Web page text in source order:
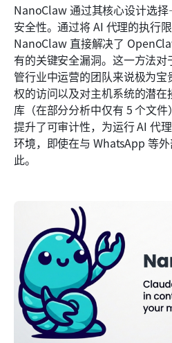
NanoClaw 通过其核心设计
安全性。通过将 AI 代理的执行
NanoClaw 直接解决了
有的关键安全漏洞。这一方法
管行业中运营的团队来说极为
权的访问以及对主机系统的潜
库（在部分分析中仅有 5 个文
提升了可审计性，为运行 AI 代
环境，即使在与 WhatsApp 等
此。